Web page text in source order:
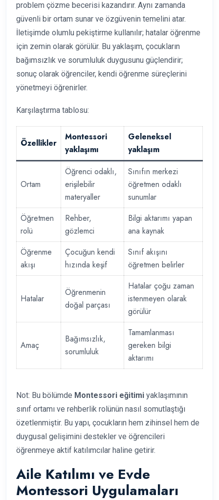
problem çözme becerisi kazandırır. Aynı zamanda
güvenli bir ortam sunar ve özgüvenin temelini atar.
İletişimde olumlu pekiştirme kullanılır; hatalar öğrenme
için zemin olarak görülür. Bu yaklaşım, çocukların
bağımsızlık ve sorumluluk duygusunu güçlendirir;
sonuç olarak öğrenciler, kendi öğrenme süreçlerini
yönetmeyi öğrenirler.
Karşılaştırma tablosu:
Özellikler
Montessori
yaklaşımı
Geleneksel
yaklaşım
Ortam
Öğrenci odaklı,
erişilebilir
materyaller
Sınıfın merkezi
öğretmen odaklı
sunumlar
Öğretmen
rolü
Rehber,
gözlemci
Bilgi aktarımı yapan
ana kaynak
Öğrenme
akışı
Çocuğun kendi
hızında keşif
Sınıf akışını
öğretmen belirler
Hatalar
Öğrenmenin
doğal parçası
Hatalar çoğu zaman
istenmeyen olarak
görülür
Amaç
Bağımsızlık,
sorumluluk
Tamamlanması
gereken bilgi
aktarımı
Not: Bu bölümde Montessori eğitimi yaklaşımının
sınıf ortamı ve rehberlik rolünün nasıl somutlaştığı
özetlenmiştir. Bu yapı, çocukların hem zihinsel hem de
duygusal gelişimini destekler ve öğrencileri
öğrenmeye aktif katılımcılar haline getirir.
Aile Katılımı ve Evde
Montessori Uygulamaları